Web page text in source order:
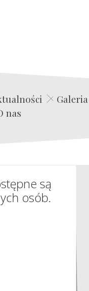
Edwin Film Agencja Aktorska
Galeria
nas
są
osób.